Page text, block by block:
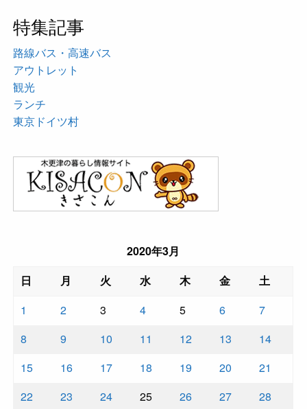
特集記事
路線バス・高速バス
アウトレット
観光
ランチ
東京ドイツ村
2020年3月
日
月 火 水 木 金
土
1
2 3 4 5 6
7
8
9 10 11 12 13
14
15
16 17 18 19 20
21
22
23 24 25 26 27
28